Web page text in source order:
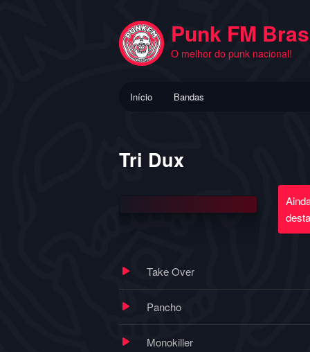
Punk FM
O melhor do punk nacional!
Início Bandas
Tri Dux
Take Over
Pancho
Monokiller